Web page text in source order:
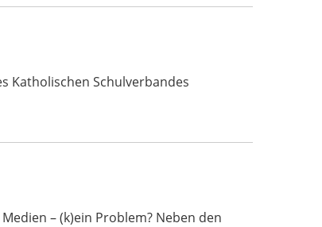
Katholischen Schulverbandes
– (k)ein Problem? Neben den